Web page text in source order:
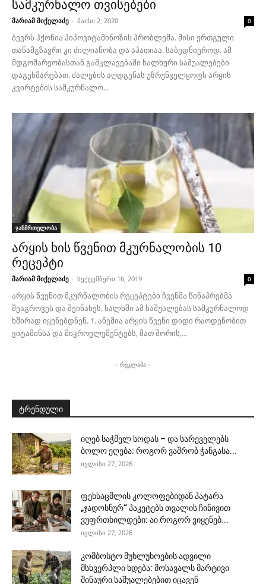
სამკურნალო თვისებები
მარიამ მიქელაძე - მაისი 2, 2020 0
ბევრს ჰქონია ჰიპოვიტამინოზის პრობლემა. მისი ერთგული
თანამგზავრი კი ძილიანობა და აპათიაა. საბედნიეროდ, ამ
მდგომარეობასთან გამკლავებაში ხალხური საშუალებები
დაგეხმარებათ. ძალების აღდგენას უზრუნველყოფს არყის
კვირტების სამკურნალო...
ჯანმრთელობა
არყის ხის წვენით მკურნალობის 10
რეცეპტი
მარიამ მიქელაძე - სექტემბერი 16, 2019 0
არყის წვენით მკურნალობის რეცეპტები ჩვენმა წინაპრებმა
შეაგროვეს და შეინახეს. ხალხში ამ საშუალებას სამკურნალოდ
ხშირად იყენებდნენ. 1. ანემია არყის წვენი დიდი რაოდენობით
ვიტამინსა და მიკროელემენტებს, მათ შორის,...
- რეკლამა -
ტრენდული
იღებ საჭმელ სოდას – და სარეველებს
ბოლო ეღება: როგორ ვაშრობ ჭანგასა...
ივლისი 27, 2026
ფეხსაცმლის კოლოფებიდან პატარა
„ჯადოსნურ“ პაკეტებს თვალის ჩინივით
ვუფრთხილდები: აი როგორ ვიყენებ...
ივლისი 27, 2026
კომბოსტო მუხლუხოების ადვილი
მსხვერპლი ხდება: მოსავალს მარტივი
შინაური საშუალებებით იცავენ